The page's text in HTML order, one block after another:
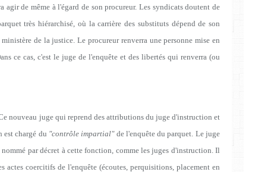
agir de même à l'égard de son procureur. Les syndicats doutent de
très hiérarchisé, où la carrière des substituts dépend de son
de la justice. Le procureur renverra une personne mise en
ce cas, c'est le juge de l'enquête et des libertés qui renverra (ou
nouveau juge qui reprend des attributions du juge d'instruction et
est chargé du "contrôle impartial"de l'enquête du parquet. Le juge
par décret à cette fonction, comme les juges d'instruction. Il
actes coercitifs de l'enquête (écoutes, perquisitions, placement en